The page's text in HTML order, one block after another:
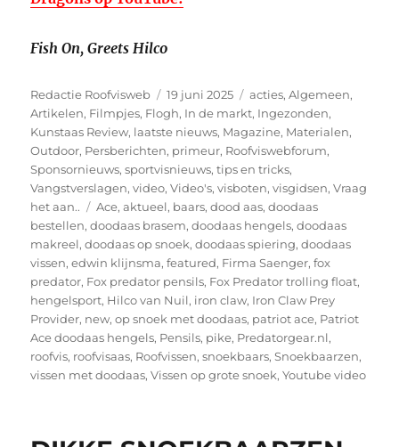
Fish On,Greets Hilco
Auteur
Redactie Roofvisweb
Geplaatst
op
19 juni 2025 Categorieën
acties,Algemeen,
Artikelen, Filmpjes, Flogh, In de markt, Ingezonden,
Kunstaas Review, laatste nieuws, Magazine, Materialen,
Outdoor, Persberichten, primeur, Roofviswebforum,
Sponsornieuws,sportvisnieuws,tips en tricks,
Vangstverslagen,video,Video's,visboten,visgidsen,Vraag
het aan..
Tags
Ace,aktueel, baars,dood aas,doodaas
bestellen,doodaas brasem,doodaas hengels,doodaas
makreel,doodaas op snoek,doodaas spiering,doodaas
vissen,edwin klijnsma,featured, Firma Saenger,fox
predator, Fox predator pensils, Fox Predator trolling float,
hengelsport, Hilco van Nuil, iron claw, Iron Claw Prey
Provider, new,op snoek met doodaas, patriot ace, Patriot
Ace doodaas hengels, Pensils, pike, Predatorgear.nl,
roofvis, roofvisaas, Roofvissen,snoekbaars,Snoekbaarzen,
vissen met doodaas,Vissen op grote snoek,Youtube video